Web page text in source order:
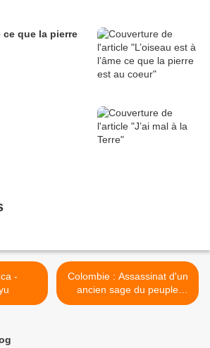
ce que la pierre
Colombie : Assassinat d'un
ancien sage du peuple
Nasa dans le Cauca >